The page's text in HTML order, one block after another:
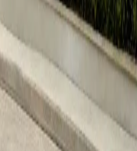
fi seran:
a #21:30 en la Seu Social de la
a #14:00 en la Seu Social de la
Ontinyent – València – Espanya